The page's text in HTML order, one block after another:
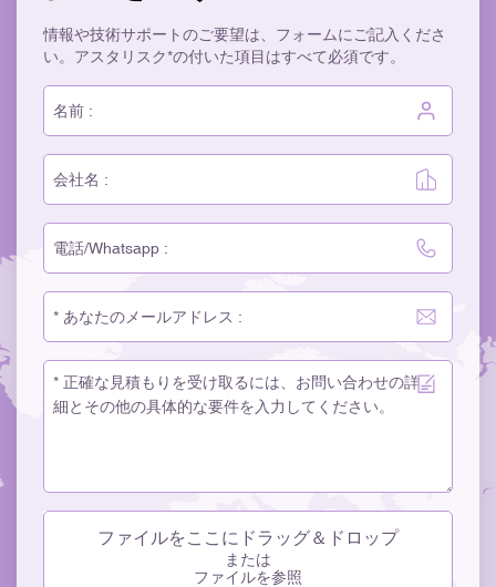
情報や技術サポートのご要望は、フォームにご記入くださ
い。アスタリスク*の付いた項目はすべて必須です。
ファイルをここにドラッグ＆ドロップ
または
ファイルを参照